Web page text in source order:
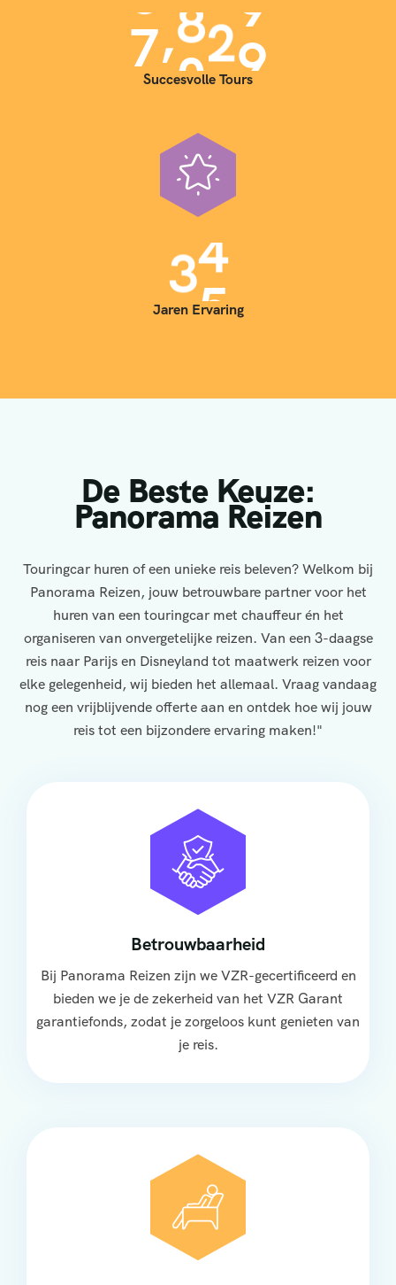
7,000
Succesvolle Tours
35
Jaren Ervaring
De Beste Keuze:
Panorama Reizen
Touringcar huren of een unieke reis beleven? Welkom bij
Panorama Reizen, jouw betrouwbare partner voor het
huren van een touringcar met chauffeur én het
organiseren van onvergetelijke reizen. Van een 3-daagse
reis naar Parijs en Disneyland tot maatwerk reizen voor
elke gelegenheid, wij bieden het allemaal. Vraag vandaag
nog een vrijblijvende offerte aan en ontdek hoe wij jouw
reis tot een bijzondere ervaring maken!"
Betrouwbaarheid
Bij Panorama Reizen zijn we VZR-gecertificeerd en
bieden we je de zekerheid van het VZR Garant
garantiefonds, zodat je zorgeloos kunt genieten van
je reis.